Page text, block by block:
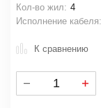
Кол-во жил: 4
Исполнение кабеля:
К сравнению